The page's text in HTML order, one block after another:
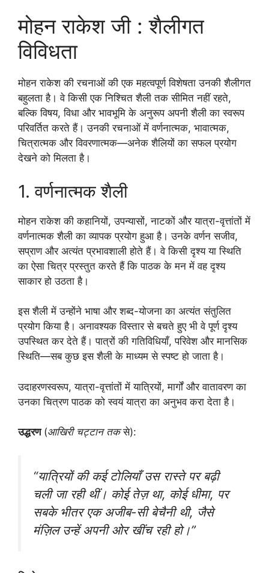
मोहन राकेश जी : शैलीगत
विविधता
मोहन राकेश की रचनाओं की एक महत्वपूर्ण विशेषता उनकी शैलीगत
बहुलता है। वे किसी एक निश्चित शैली तक सीमित नहीं रहते,
बल्कि विषय, विधा और भावभूमि के अनुरूप अपनी शैली का स्वरूप
परिवर्तित करते हैं। उनकी रचनाओं में वर्णनात्मक, भावात्मक,
चित्रात्मक और विवरणात्मक—अनेक शैलियों का सफल प्रयोग
देखने को मिलता है।
1. वर्णनात्मक शैली
मोहन राकेश की कहानियों, उपन्यासों, नाटकों और यात्रा-वृत्तांतों में
वर्णनात्मक शैली का व्यापक प्रयोग हुआ है। उनके वर्णन सजीव,
सप्राण और अत्यंत प्रभावशाली होते हैं। वे किसी दृश्य या स्थिति
का ऐसा चित्र प्रस्तुत करते हैं कि पाठक के मन में वह दृश्य
साकार हो उठता है।
इस शैली में उन्होंने भाषा और शब्द-योजना का अत्यंत संतुलित
प्रयोग किया है। अनावश्यक विस्तार से बचते हुए भी वे पूर्ण दृश्य
उपस्थित कर देते हैं। पात्रों की गतिविधियाँ, परिवेश और मानसिक
स्थिति—सब कुछ इस शैली के माध्यम से स्पष्ट हो जाता है।
उदाहरणस्वरूप, यात्रा-वृत्तांतों में यात्रियों, मार्गों और वातावरण का
उनका चित्रण पाठक को स्वयं यात्रा का अनुभव करा देता है।
उद्धरण(आखिरी चट्टान तकसे):
“यात्रियों की कई टोलियाँ उस रास्ते पर बढ़ी
चली जा रही थीं। कोई तेज़ था, कोई धीमा, पर
सबके भीतर एक अजीब-सी बेचैनी थी, जैसे
मंज़िल उन्हें अपनी ओर खींच रही हो।”